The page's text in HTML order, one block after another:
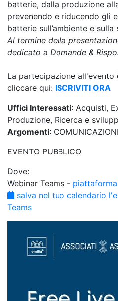
batterie, dalla produzione
prevenendo e riducendo gli
batterie sull’ambiente e sulla
Al termine della
dedicato a Domande &
La partecipazione all'evento
cliccare qui: ISCRIVITI ORA
Uffici Interessati: Acquisti,
Produzione, Ricerca e
Argomenti:
EVENTO PUBBLICO
Dove:
Webinar Teams -
salva nel tuo calendario
Teams